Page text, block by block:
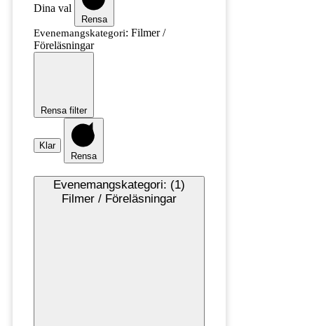
Dina val
Rensa
Evenemangskategori: Filmer /
Föreläsningar
Rensa filter
Klar
Rensa
Evenemangskategori: (1)
Filmer / Föreläsningar